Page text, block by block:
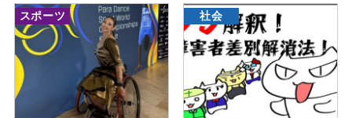
スポーツ 社会